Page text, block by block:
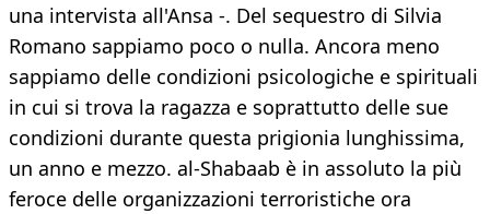
una intervista all'Ansa -. Del sequestro di Silvia
Romano sappiamo poco o nulla. Ancora meno
sappiamo delle condizioni psicologiche e spirituali
in cui si trova la ragazza e soprattutto delle sue
condizioni durante questa prigionia lunghissima,
un anno e mezzo. al-Shabaab è in assoluto la più
feroce delle organizzazioni terroristiche ora